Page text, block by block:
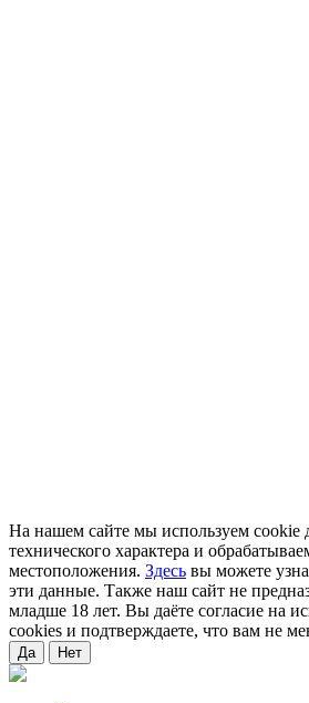
На нашем сайте мы используем cookie
технического характера и
местоположения. Здесь вы можете
эти данные. Также наш сайт не
младше 18 лет. Вы даёте согласие на
cookies и подтверждаете, что вам не
Да Нет